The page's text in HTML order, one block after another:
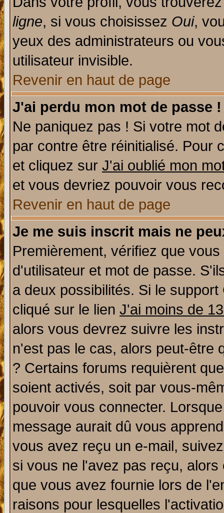
ligne, si vous choisissez Oui,
yeux des administrateurs ou
utilisateur invisible.
Revenir en haut de page
J'ai perdu mon mot de passe !
Ne paniquez pas ! Si votre mot
par contre être réinitialisé. Pour
et cliquez sur J'ai oublié mon
et vous devriez pouvoir vous
Revenir en haut de page
Je me suis inscrit mais ne
Premièrement, vérifiez que
d'utilisateur et mot de passe.
a deux possibilités. Si le
cliqué sur le lien J'ai moins de
alors vous devrez suivre les
n'est pas le cas, alors peut-être
? Certains forums requièrent
soient activés, soit par vous-
pouvoir vous connecter.
message aurait dû vous
vous avez reçu un e-mail,
si vous ne l'avez pas reçu,
que vous avez fournie lors de
raisons pour lesquelles